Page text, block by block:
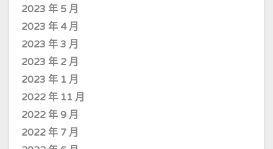
2023 年 5 月
2023 年 4 月
2023 年 3 月
2023 年 2 月
2023 年 1 月
2022 年 11 月
2022 年 9 月
2022 年 7 月